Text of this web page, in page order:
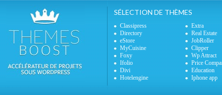
SÉLECTION DE THÈMES
Classipress
Extra
Directory
Real Estate
eStore
JobRoller
MyCuisine
Clipper
Foxy
Wp Attract
Ifolio
Price
Divi
Education
Hotelengine
Iphone app